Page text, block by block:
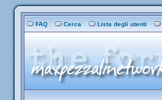
FAQ Cerca Lista degli utenti